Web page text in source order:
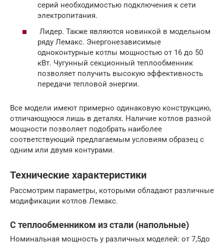
серий необходимостью подключения к сети
электропитания.
Лидер. Также являются новинкой в модельном
ряду Лемакс. Энергонезависимые
одноконтурные котлы мощностью от 16 до 50
кВт. Чугунный секционный теплообменник
позволяет получить высокую эффективность
передачи тепловой энергии.
Все модели имеют примерно одинаковую конструкцию,
отличающуюся лишь в деталях. Наличие котлов разной
мощности позволяет подобрать наиболее
соответствующий предлагаемым условиям образец с
одним или двумя контурами.
Технические характеристики
Рассмотрим параметры, которыми обладают различные
модификации котлов Лемакс.
С теплообменником из стали (напольные)
Номинальная мощность у различных моделей: от 7,5до